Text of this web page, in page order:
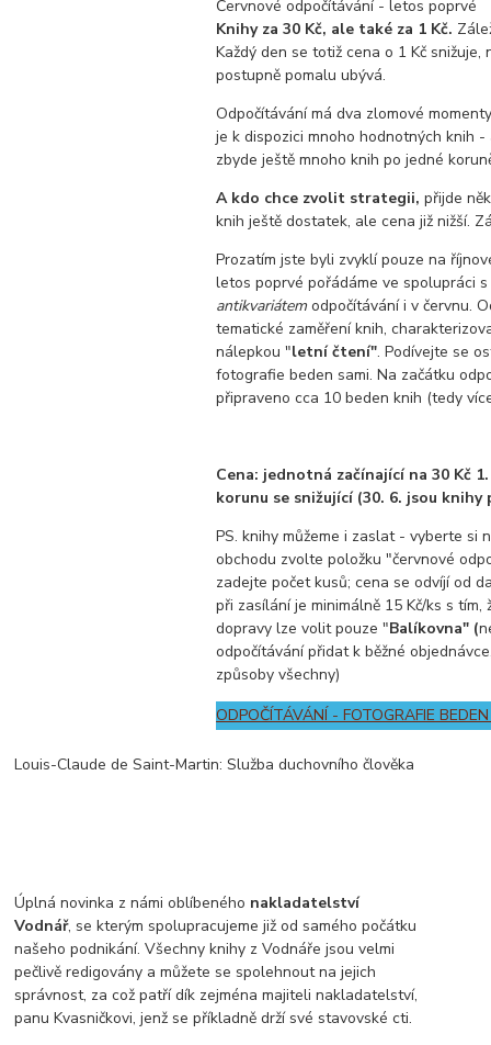
Červnové odpočítávání - letos poprvé
Knihy za 30 Kč, ale také za 1 Kč.
Každý den se totiž cena o 1 Kč snižuje,
postupně pomalu ubývá.
Odpočítávání má dva zlomové
je k dispozici mnoho hodnotných knih -
zbyde ještě mnoho knih po jedné
A kdo chce zvolit strategii, přijde
knih ještě dostatek, ale cena již nižší.
Prozatím jste byli zvyklí pouze na
letos poprvé pořádáme ve spolupráci
antikvariátemodpočítávání i v červnu.
tematické zaměření knih,
nálepkou "letní čtení". Podívejte se
fotografie beden sami. Na začátku
připraveno cca 10 beden knih (tedy
Cena: jednotná začínající na 30 Kč
korunu se snižující (30. 6. jsou knihy
PS. knihy můžeme i zaslat - vyberte si
obchodu zvolte položku "červnové
zadejte počet kusů; cena se odvíjí od
při zasílání je minimálně 15 Kč/ks s tím,
dopravy lze volit pouze "Balíkovna" (
odpočítávání přidat k běžné
způsoby všechny)
ODPOČÍTÁVÁNÍ - FOTOGRAFIE
Louis-Claude de Saint-Martin: Služba duchovního člověka
Úplná novinka z námi oblíbeného nakladatelství
Vodnář, se kterým spolupracujeme již od samého počátku
našeho podnikání. Všechny knihy z Vodnáře jsou velmi
pečlivě redigovány a můžete se spolehnout na jejich
správnost, za což patří dík zejména majiteli nakladatelství,
panu Kvasničkovi, jenž se příkladně drží své stavovské cti.